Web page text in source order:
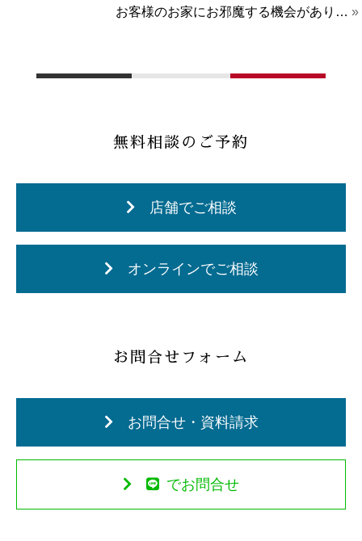
お客様のお家にお邪魔する機会があり… »
無料相談のご予約
店舗でご相談
オンラインでご相談
お問合せフォーム
お問合せ・資料請求
でお問合せ